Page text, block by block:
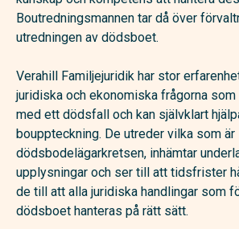
Boutredningsmannen tar då över
utredningen av dödsboet.
Verahill Familjejuridik har stor
juridiska och ekonomiska frågorna
med ett dödsfall och kan självklart
bouppteckning. De utreder vilka som är
dödsbodelägarkretsen, inhämtar
upplysningar och ser till att tidsfrister
de till att alla juridiska handlingar som
dödsboet hanteras på rätt sätt.